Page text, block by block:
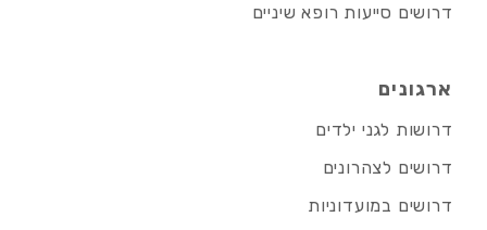
דרושים סייעות רופא שיניים
ארגונים
דרושות לגני ילדים
דרושים לצהרונים
דרושים במועדוניות